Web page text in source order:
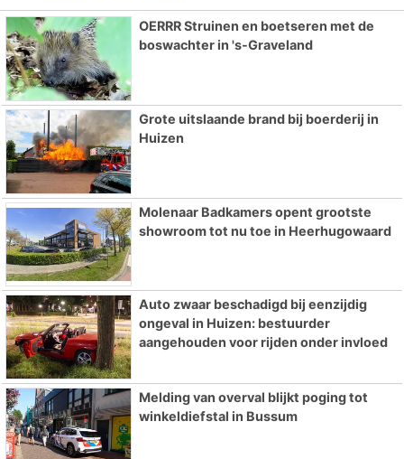
OERRR Struinen en boetseren met de
boswachter in 's-Graveland
Grote uitslaande brand bij boerderij in
Huizen
Molenaar Badkamers opent grootste
showroom tot nu toe in Heerhugowaard
Auto zwaar beschadigd bij eenzijdig
ongeval in Huizen: bestuurder
aangehouden voor rijden onder invloed
Melding van overval blijkt poging tot
winkeldiefstal in Bussum